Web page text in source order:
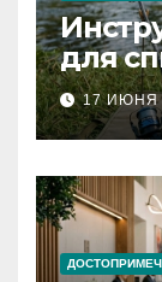
для
типы
17 ИЮНЯ